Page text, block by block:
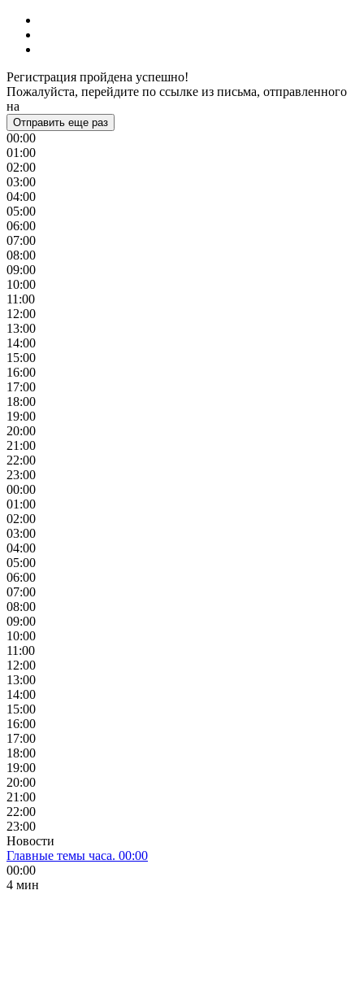
Регистрация пройдена успешно!
Пожалуйста, перейдите по ссылке из письма, отправленного
на
Отправить еще раз
00:00
01:00
02:00
03:00
04:00
05:00
06:00
07:00
08:00
09:00
10:00
11:00
12:00
13:00
14:00
15:00
16:00
17:00
18:00
19:00
20:00
21:00
22:00
23:00
00:00
01:00
02:00
03:00
04:00
05:00
06:00
07:00
08:00
09:00
10:00
11:00
12:00
13:00
14:00
15:00
16:00
17:00
18:00
19:00
20:00
21:00
22:00
23:00
Новости
Главные темы часа. 00:00
00:00
4 мин